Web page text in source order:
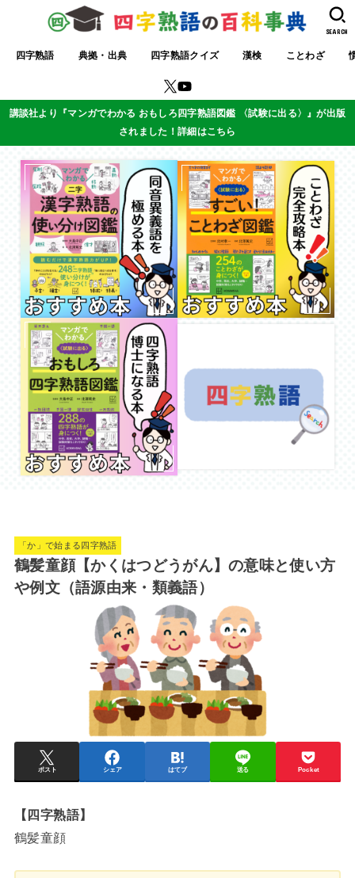
四字熟語 典拠・出典 四字熟語クイズ 漢検 ことわざ
SEARCH
講談社より『マンガでわかる おもしろ四字熟語図鑑 〈試験に出る〉』が出版
されました！詳細はこちら
「か」で始まる四字熟語
鶴髪童顔【かくはつどうがん】の意味と使い方
や例文（語源由来・類義語）
ポスト シェア はてブ 送る Pocket
【四字熟語】
鶴髪童顔